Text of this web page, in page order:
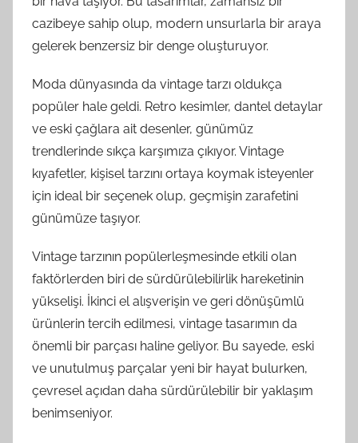
cazibeye sahip olup, modern unsurlarla bir araya
gelerek benzersiz bir denge oluşturuyor.
Moda dünyasında da vintage tarzı oldukça
popüler hale geldi. Retro kesimler, dantel detaylar
ve eski çağlara ait desenler, günümüz
trendlerinde sıkça karşımıza çıkıyor. Vintage
kıyafetler, kişisel tarzını ortaya koymak isteyenler
için ideal bir seçenek olup, geçmişin zarafetini
günümüze taşıyor.
Vintage tarzının popülerleşmesinde etkili olan
faktörlerden biri de sürdürülebilirlik hareketinin
yükselişi. İkinci el alışverişin ve geri dönüşümlü
ürünlerin tercih edilmesi, vintage tasarımın da
önemli bir parçası haline geliyor. Bu sayede, eski
ve unutulmuş parçalar yeni bir hayat bulurken,
çevresel açıdan daha sürdürülebilir bir yaklaşım
benimseniyor.